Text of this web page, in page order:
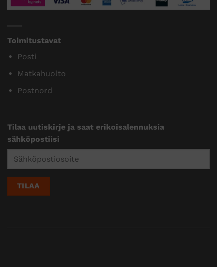
Toimitustavat
Posti
Matkahuolto
Postnord
Tilaa uutiskirje ja saat erikoisalennuksia
sähköpostiisi